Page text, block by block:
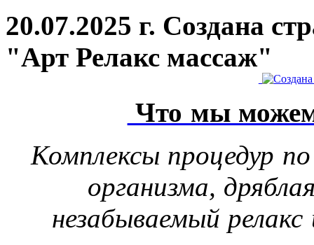
20.07.2025 г. Создана
"Арт Релакс массаж"
Что мы
Комплексы процедур
организма,
незабываемый